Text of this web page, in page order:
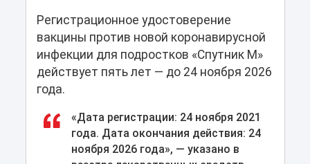
Регистрационное удостоверение
вакцины против новой коронавирусной
инфекции для подростков «Спутник M»
действует пять лет — до 24 ноября 2026
года.
«Дата регистрации: 24 ноября 2021
года. Дата окончания действия: 24
ноября 2026 года», — указано в